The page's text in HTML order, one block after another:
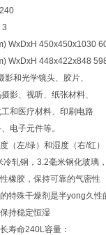
3
WxDxH 450x450x1030
WxDxH 448x422x848
影和光学镜头、胶片、
影、视听、纸张材料、
和医疗材料、印刷电路
电子元件等。
（左/绿）和湿度（右/红）
冷轧钢，3.2毫米钢化玻璃
橡胶，保持可靠的气密性
特殊干燥剂是半yong久性
持稳定恒湿
寿命240L容量：